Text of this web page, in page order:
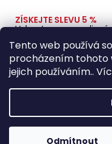
Tento web používá
procházením tohoto
jejich používáním..
Odmítnout
Copyright 2026
ZÍSKEJTE SLEVU 5 %
Vybavte se na
Zadejte svůj e-mail a
slevový kód.
Zásady